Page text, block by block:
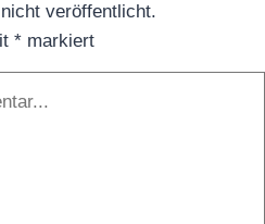
veröffentlicht.
* markiert